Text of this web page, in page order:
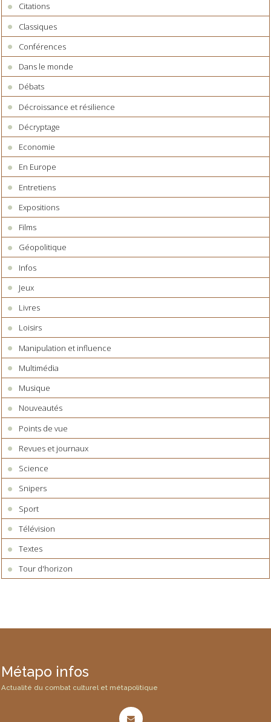
Citations
Classiques
Conférences
Dans le monde
Débats
Décroissance et résilience
Décryptage
Economie
En Europe
Entretiens
Expositions
Films
Géopolitique
Infos
Jeux
Livres
Loisirs
Manipulation et influence
Multimédia
Musique
Nouveautés
Points de vue
Revues et journaux
Science
Snipers
Sport
Télévision
Textes
Tour d'horizon
Métapo infos
Actualité du combat culturel et métapolitique